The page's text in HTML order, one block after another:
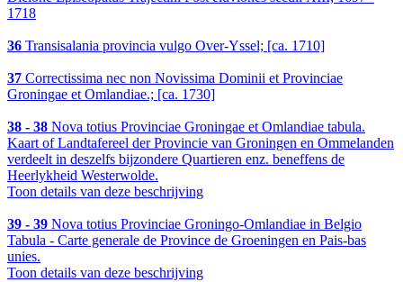
1718
36 Transisalania provincia vulgo Over-Yssel; [ca. 1710]
37 Correctissima nec non Novissima Dominii et Provinciae
Groningae et Omlandiae.; [ca. 1730]
38 - 38 Nova totius Provinciae Groningae et Omlandiae tabula.
Kaart of Landtafereel der Provincie van Groningen en Ommelanden
verdeelt in deszelfs bijzondere Quartieren enz. beneffens de
Heerlykheid Westerwolde.
Toon details van deze beschrijving
39 - 39 Nova totius Provinciae Groningo-Omlandiae in Belgio
Tabula - Carte generale de Province de Groeningen en Pais-bas
unies.
Toon details van deze beschrijving